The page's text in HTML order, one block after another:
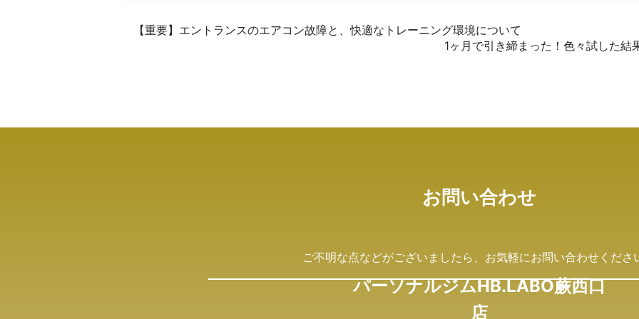
【重要】エントランスのエアコン故障と、快適なトレーニング環境について
1ヶ月で引き締まった！色々試した結
お問い合わせ
ご不明な点などがございましたら、 お気軽にお問い合わせくださ
パーソナルジムHB.LABO蕨西口
店